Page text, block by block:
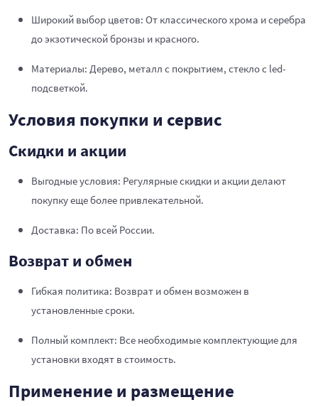
Широкий выбор цветов: От классического хрома и серебра
до экзотической бронзы и красного.
Материалы: Дерево, металл с покрытием, стекло с led-
подсветкой.
Условия покупки и сервис
Скидки и акции
Выгодные условия: Регулярные скидки и акции делают
покупку еще более привлекательной.
Доставка: По всей России.
Возврат и обмен
Гибкая политика: Возврат и обмен возможен в
установленные сроки.
Полный комплект: Все необходимые комплектующие для
установки входят в стоимость.
Применение и размещение